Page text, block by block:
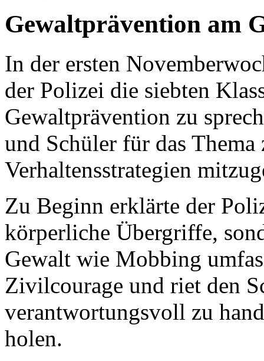
Gewaltprävention am
In der ersten
der Polizei die siebten
Gewaltprävention zu
und Schüler für das
Verhaltensstrategien
Zu Beginn erklärte der
körperliche Übergriffe,
Gewalt wie Mobbing
Zivilcourage und riet den
verantwortungsvoll zu
holen.